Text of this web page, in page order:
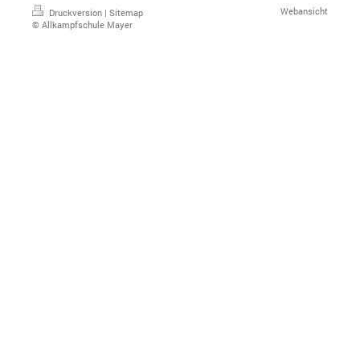
Druckversion | Sitemap
© Allkampfschule Mayer
Webansicht